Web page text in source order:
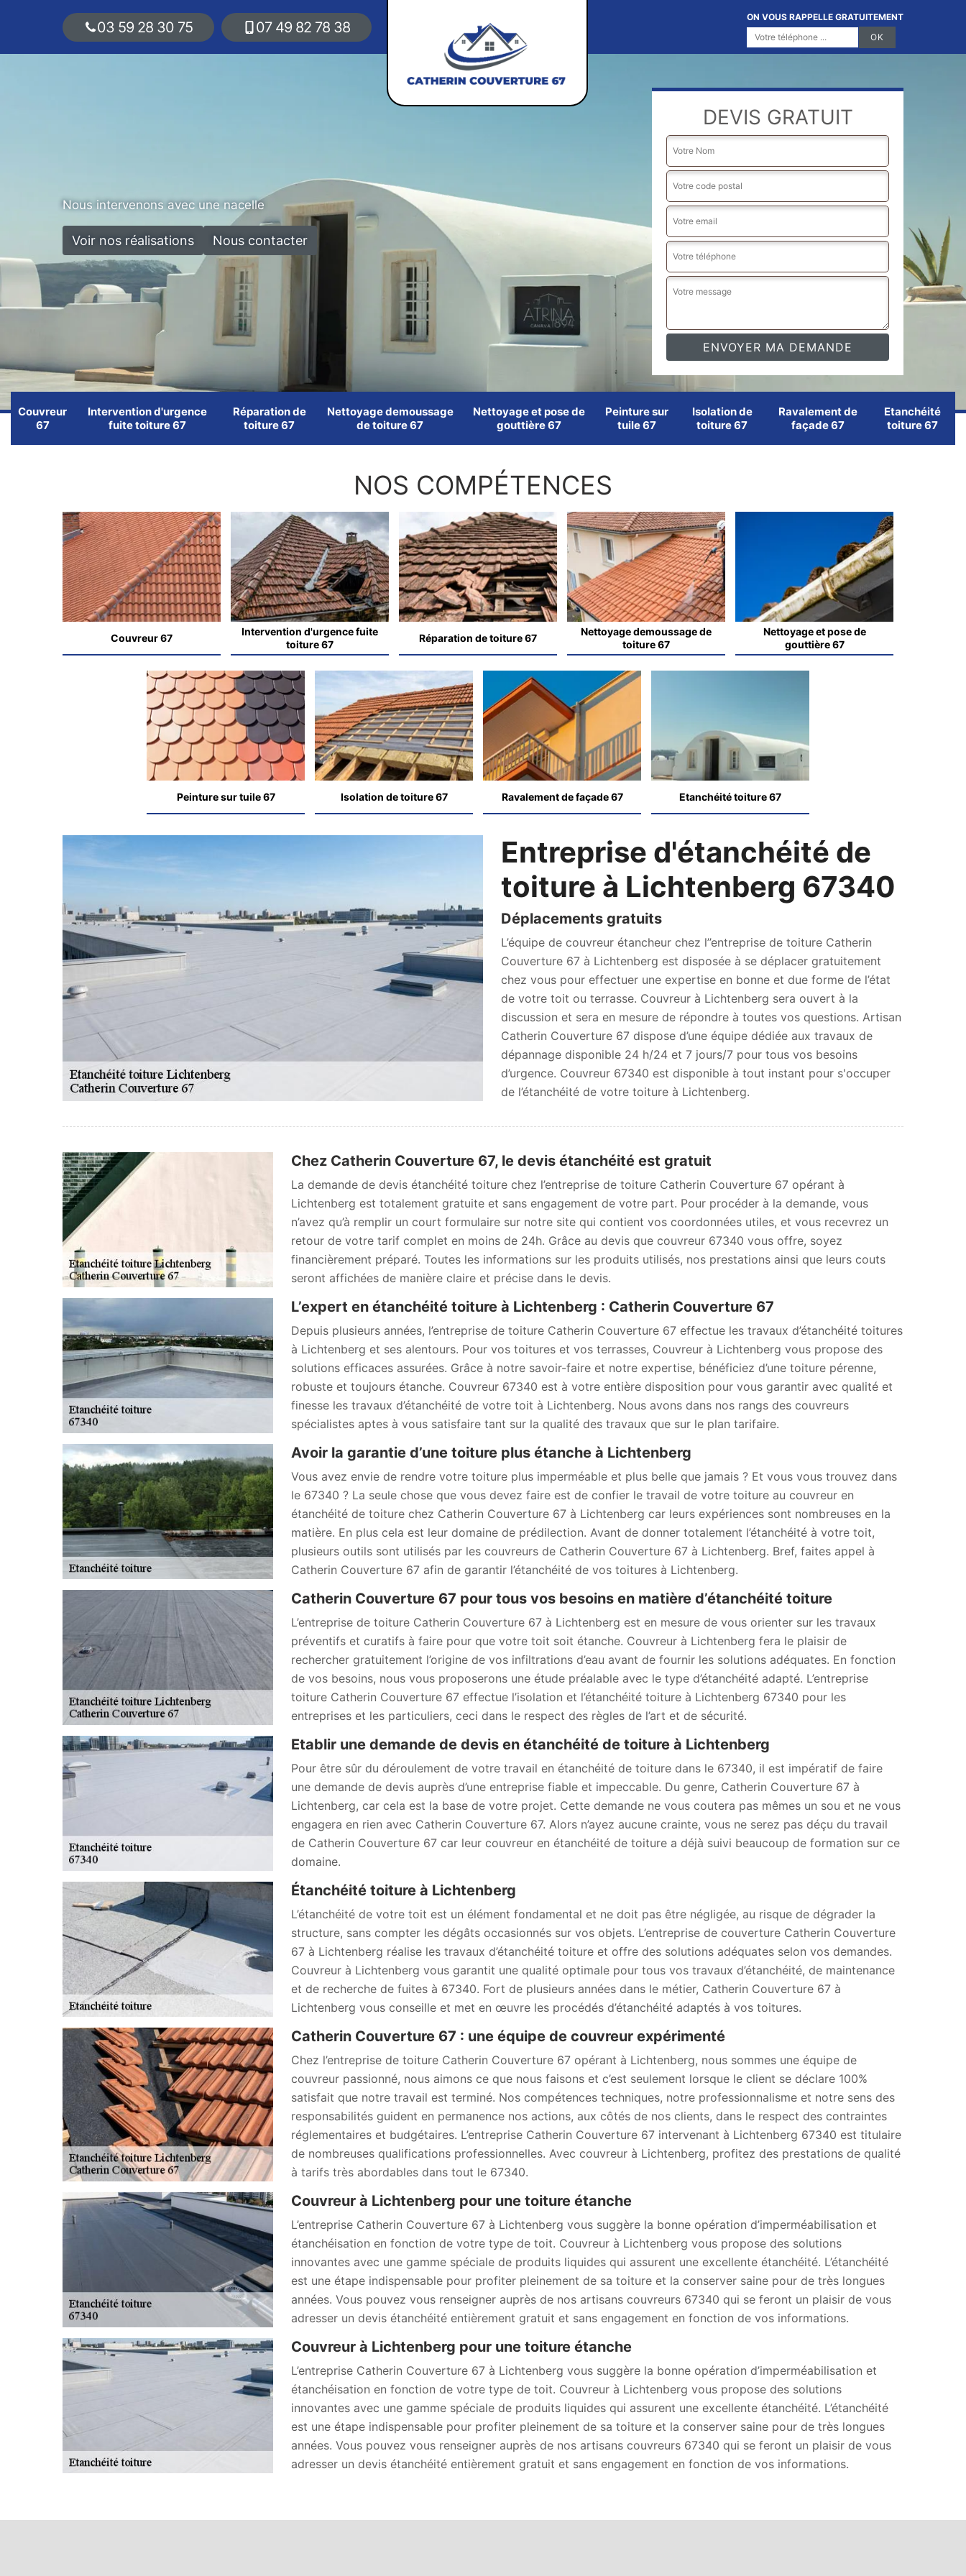
03 59 28 30 75 07 49 82 78 38
ON VOUS RAPPELLE GRATUITEMENT
Nous intervenons avec une nacelle
Voir nos réalisations Nous contacter
DEVIS GRATUIT
Couvreur
67
Intervention d'urgence
fuite toiture 67
Réparation de
toiture 67
Nettoyage demoussage
de toiture 67
Nettoyage et pose de
gouttière 67
Peinture sur
tuile 67
Isolation de
toiture 67
Ravalement de
façade 67
Etanchéité
toiture 67
NOS COMPÉTENCES
Couvreur 67
Intervention d'urgence fuite
toiture 67
Réparation de toiture 67
Nettoyage demoussage de
toiture 67
Nettoyage et pose de
gouttière 67
Peinture sur tuile 67 Isolation de toiture 67 Ravalement de façade 67 Etanchéité toiture 67
Entreprise d'étanchéité de
toiture à Lichtenberg 67340
Déplacements gratuits
L’équipe de couvreur étancheur chez l’’entreprise de toiture Catherin
Couverture 67 à Lichtenberg est disposée à se déplacer gratuitement
chez vous pour effectuer une expertise en bonne et due forme de l’état
de votre toit ou terrasse. Couvreur à Lichtenberg sera ouvert à la
discussion et sera en mesure de répondre à toutes vos questions. Artisan
Catherin Couverture 67 dispose d’une équipe dédiée aux travaux de
dépannage disponible 24 h/24 et 7 jours/7 pour tous vos besoins
d’urgence. Couvreur 67340 est disponible à tout instant pour s'occuper
de l’étanchéité de votre toiture à Lichtenberg.
Chez Catherin Couverture 67, le devis étanchéité est gratuit
La demande de devis étanchéité toiture chez l’entreprise de toiture Catherin Couverture 67 opérant à
Lichtenberg est totalement gratuite et sans engagement de votre part. Pour procéder à la demande, vous
n’avez qu’à remplir un court formulaire sur notre site qui contient vos coordonnées utiles, et vous recevrez un
retour de votre tarif complet en moins de 24h. Grâce au devis que couvreur 67340 vous offre, soyez
financièrement préparé. Toutes les informations sur les produits utilisés, nos prestations ainsi que leurs couts
seront affichées de manière claire et précise dans le devis.
L’expert en étanchéité toiture à Lichtenberg : Catherin Couverture 67
Depuis plusieurs années, l’entreprise de toiture Catherin Couverture 67 effectue les travaux d’étanchéité toitures
à Lichtenberg et ses alentours. Pour vos toitures et vos terrasses, Couvreur à Lichtenberg vous propose des
solutions efficaces assurées. Grâce à notre savoir-faire et notre expertise, bénéficiez d’une toiture pérenne,
robuste et toujours étanche. Couvreur 67340 est à votre entière disposition pour vous garantir avec qualité et
finesse les travaux d’étanchéité de votre toit à Lichtenberg. Nous avons dans nos rangs des couvreurs
spécialistes aptes à vous satisfaire tant sur la qualité des travaux que sur le plan tarifaire.
Avoir la garantie d’une toiture plus étanche à Lichtenberg
Vous avez envie de rendre votre toiture plus imperméable et plus belle que jamais ? Et vous vous trouvez dans
le 67340 ? La seule chose que vous devez faire est de confier le travail de votre toiture au couvreur en
étanchéité de toiture chez Catherin Couverture 67 à Lichtenberg car leurs expériences sont nombreuses en la
matière. En plus cela est leur domaine de prédilection. Avant de donner totalement l’étanchéité à votre toit,
plusieurs outils sont utilisés par les couvreurs de Catherin Couverture 67 à Lichtenberg. Bref, faites appel à
Catherin Couverture 67 afin de garantir l’étanchéité de vos toitures à Lichtenberg.
Catherin Couverture 67 pour tous vos besoins en matière d’étanchéité toiture
L’entreprise de toiture Catherin Couverture 67 à Lichtenberg est en mesure de vous orienter sur les travaux
préventifs et curatifs à faire pour que votre toit soit étanche. Couvreur à Lichtenberg fera le plaisir de
rechercher gratuitement l’origine de vos infiltrations d’eau avant de fournir les solutions adéquates. En fonction
de vos besoins, nous vous proposerons une étude préalable avec le type d’étanchéité adapté. L’entreprise
toiture Catherin Couverture 67 effectue l’isolation et l’étanchéité toiture à Lichtenberg 67340 pour les
entreprises et les particuliers, ceci dans le respect des règles de l’art et de sécurité.
Etablir une demande de devis en étanchéité de toiture à Lichtenberg
Pour être sûr du déroulement de votre travail en étanchéité de toiture dans le 67340, il est impératif de faire
une demande de devis auprès d’une entreprise fiable et impeccable. Du genre, Catherin Couverture 67 à
Lichtenberg, car cela est la base de votre projet. Cette demande ne vous coutera pas mêmes un sou et ne vous
engagera en rien avec Catherin Couverture 67. Alors n’ayez aucune crainte, vous ne serez pas déçu du travail
de Catherin Couverture 67 car leur couvreur en étanchéité de toiture a déjà suivi beaucoup de formation sur ce
domaine.
Étanchéité toiture à Lichtenberg
L’étanchéité de votre toit est un élément fondamental et ne doit pas être négligée, au risque de dégrader la
structure, sans compter les dégâts occasionnés sur vos objets. L’entreprise de couverture Catherin Couverture
67 à Lichtenberg réalise les travaux d’étanchéité toiture et offre des solutions adéquates selon vos demandes.
Couvreur à Lichtenberg vous garantit une qualité optimale pour tous vos travaux d’étanchéité, de maintenance
et de recherche de fuites à 67340. Fort de plusieurs années dans le métier, Catherin Couverture 67 à
Lichtenberg vous conseille et met en œuvre les procédés d’étanchéité adaptés à vos toitures.
Catherin Couverture 67 : une équipe de couvreur expérimenté
Chez l’entreprise de toiture Catherin Couverture 67 opérant à Lichtenberg, nous sommes une équipe de
couvreur passionné, nous aimons ce que nous faisons et c’est seulement lorsque le client se déclare 100%
satisfait que notre travail est terminé. Nos compétences techniques, notre professionnalisme et notre sens des
responsabilités guident en permanence nos actions, aux côtés de nos clients, dans le respect des contraintes
réglementaires et budgétaires. L’entreprise Catherin Couverture 67 intervenant à Lichtenberg 67340 est titulaire
de nombreuses qualifications professionnelles. Avec couvreur à Lichtenberg, profitez des prestations de qualité
à tarifs très abordables dans tout le 67340.
Couvreur à Lichtenberg pour une toiture étanche
L’entreprise Catherin Couverture 67 à Lichtenberg vous suggère la bonne opération d’imperméabilisation et
étanchéisation en fonction de votre type de toit. Couvreur à Lichtenberg vous propose des solutions
innovantes avec une gamme spéciale de produits liquides qui assurent une excellente étanchéité. L’étanchéité
est une étape indispensable pour profiter pleinement de sa toiture et la conserver saine pour de très longues
années. Vous pouvez vous renseigner auprès de nos artisans couvreurs 67340 qui se feront un plaisir de vous
adresser un devis étanchéité entièrement gratuit et sans engagement en fonction de vos informations.
Couvreur à Lichtenberg pour une toiture étanche
L’entreprise Catherin Couverture 67 à Lichtenberg vous suggère la bonne opération d’imperméabilisation et
étanchéisation en fonction de votre type de toit. Couvreur à Lichtenberg vous propose des solutions
innovantes avec une gamme spéciale de produits liquides qui assurent une excellente étanchéité. L’étanchéité
est une étape indispensable pour profiter pleinement de sa toiture et la conserver saine pour de très longues
années. Vous pouvez vous renseigner auprès de nos artisans couvreurs 67340 qui se feront un plaisir de vous
adresser un devis étanchéité entièrement gratuit et sans engagement en fonction de vos informations.